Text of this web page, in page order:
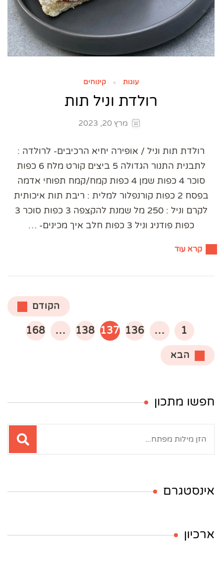
עוגות קינוחים
רולדת וניל תות
מרץ 20, 2023
רולדת תות וניל / אופירה יחיא הרכיבים- לרולדה :
לתבנית התנור הגדולה 5 ביצים קורט מלח 6 כפות
סוכר 4 כפות שמן 4 כפות קמח/קמח תפוחי אדמה
בפסח 2 כפות קורנפלור למלית : ריבת תות איכותית
לקרם וניל : 250 מל שמנת להקצפה 3 כפות סוכר 3
כפות פודניג וניל 3 כפות חלב איך מכינים- …
קרא עוד
pagination
הקודם
עמוד
1
… עמוד
136 עמוד
137 עמוד
138
… עמוד
168
הבא
חפשו מתכון
אינסטגרם
ארכיון